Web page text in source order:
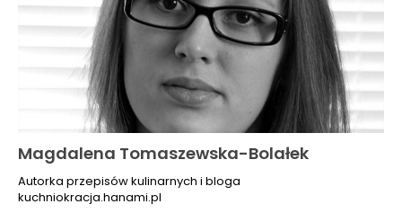
Magdalena Tomaszewska-Bolałek
Autorka przepisów kulinarnych i bloga
kuchniokracja.hanami.pl